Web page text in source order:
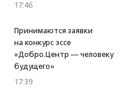
17:46
Принимаются заявки
на конкурс эссе
«Добро.Центр — человеку
будущего»
17:39